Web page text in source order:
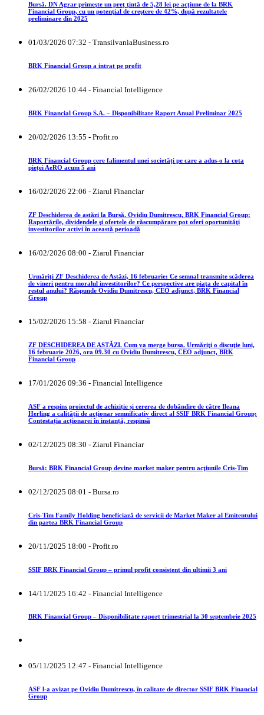
Bursă. DN Agrar primeşte un preţ ţintă de 5,28 lei pe acţiune de la BRK
Financial Group, cu un potenţial de creştere de 42%, după rezultatele
preliminare din 2025
01/03/2026 07:32 - TransilvaniaBusiness.ro
BRK Financial Group a intrat pe profit
26/02/2026 10:44 - Financial Intelligence
BRK Financial Group S.A. – Disponibilitate Raport Anual Preliminar 2025
20/02/2026 13:55 - Profit.ro
BRK Financial Group cere falimentul unei societăți pe care a adus-o la cota
pieței AeRO acum 5 ani
16/02/2026 22:06 - Ziarul Financiar
ZF Deschiderea de astăzi la Bursă. Ovidiu Dumitrescu, BRK Financial Group:
Raportările, dividendele şi ofertele de răscumpărare pot oferi oportunităţi
investitorilor activi în această perioadă
16/02/2026 08:00 - Ziarul Financiar
Urmăriţi ZF Deschiderea de Astăzi, 16 februarie: Ce semnal transmite scăderea
de vineri pentru moralul investitorilor? Ce perspective are piaţa de capital în
restul anului? Răspunde Ovidiu Dumitrescu, CEO adjunct, BRK Financial
Group
15/02/2026 15:58 - Ziarul Financiar
ZF DESCHIDEREA DE ASTĂZI. Cum va merge bursa. Urmăriţi o discuţie luni,
16 februarie 2026, ora 09.30 cu Ovidiu Dumitrescu, CEO adjunct, BRK
Financial Group
17/01/2026 09:36 - Financial Intelligence
ASF a respins proiectul de achiziție și cererea de dobândire de către Ileana
Herling a calității de acționar semnificativ direct al SSIF BRK Financial Group;
Contestația acționarei în instanță, respinsă
02/12/2025 08:30 - Ziarul Financiar
Bursă: BRK Financial Group devine market maker pentru acţiunile Cris-Tim
02/12/2025 08:01 - Bursa.ro
Cris-Tim Family Holding beneficiază de servicii de Market Maker al Emitentului
din partea BRK Financial Group
20/11/2025 18:00 - Profit.ro
SSIF BRK Financial Group – primul profit consistent din ultimii 3 ani
14/11/2025 16:42 - Financial Intelligence
BRK Financial Group – Disponibilitate raport trimestrial la 30 septembrie 2025
05/11/2025 12:47 - Financial Intelligence
ASF l-a avizat pe Ovidiu Dumitrescu, în calitate de director SSIF BRK Financial
Group